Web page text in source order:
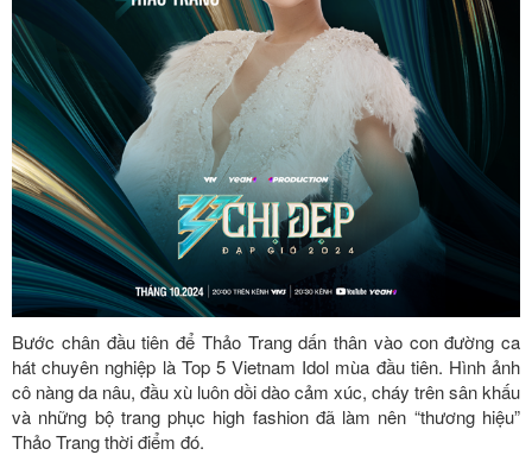
Bước chân đầu tiên để Thảo Trang dấn thân vào con đường ca
hát chuyên nghiệp là Top 5 Vietnam Idol mùa đầu tiên. Hình ảnh
cô nàng da nâu, đầu xù luôn dồi dào cảm xúc, cháy trên sân khấu
và những bộ trang phục high fashion đã làm nên “thương hiệu”
Thảo Trang thời điểm đó.